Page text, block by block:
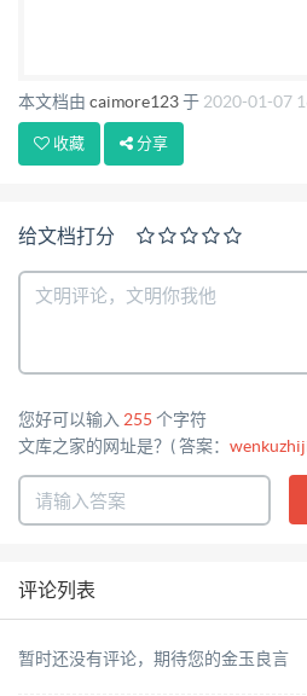
界， 共创美好家园”！
本文档由 caimore123于 2020-01-07
收藏 分享
给文档打分
您好可以输入 255 个字符
文库之家的网址是？( 答案：
评论列表
暂时还没有评论，期待您的金玉良言